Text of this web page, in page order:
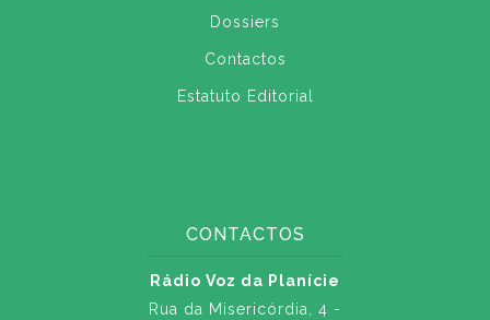
Dossiers
Contactos
Estatuto Editorial
CONTACTOS
Rádio Voz da Planície
Rua da Misericórdia, 4 -